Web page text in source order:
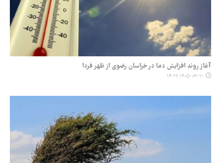
آغاز روند افزایش دما در خراسان رضوی از ظهر فردا
۱۴۰۵-۰۴-۱۱ ۱۴:۲۲